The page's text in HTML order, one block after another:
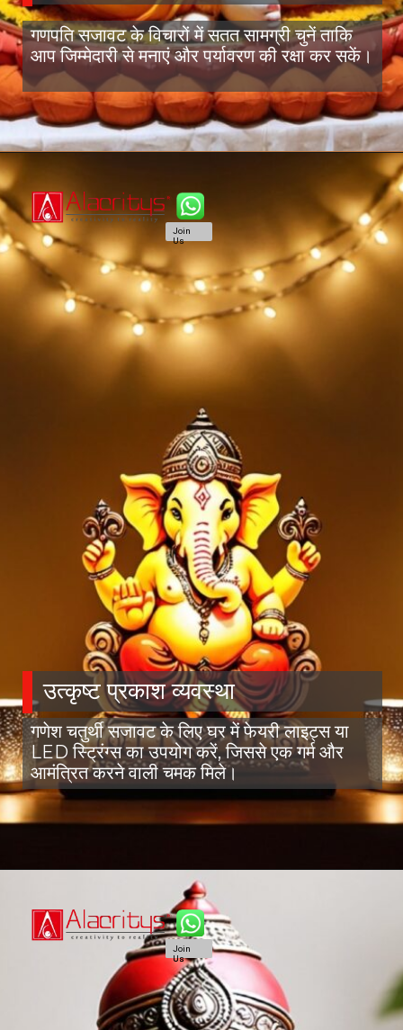
गणपति सजावट के विचारों में सतत सामग्री चुनें ताकि
आप जिम्मेदारी से मनाएं और पर्यावरण की रक्षा कर सकें।
उत्कृष्ट प्रकाश व्यवस्था
गणेश चतुर्थी सजावट के लिए घर में फेयरी लाइट्स या
LED स्ट्रिंग्स का उपयोग करें, जिससे एक गर्म और
आमंत्रित करने वाली चमक मिले।
Join
Us
Join
Us
Join
Us